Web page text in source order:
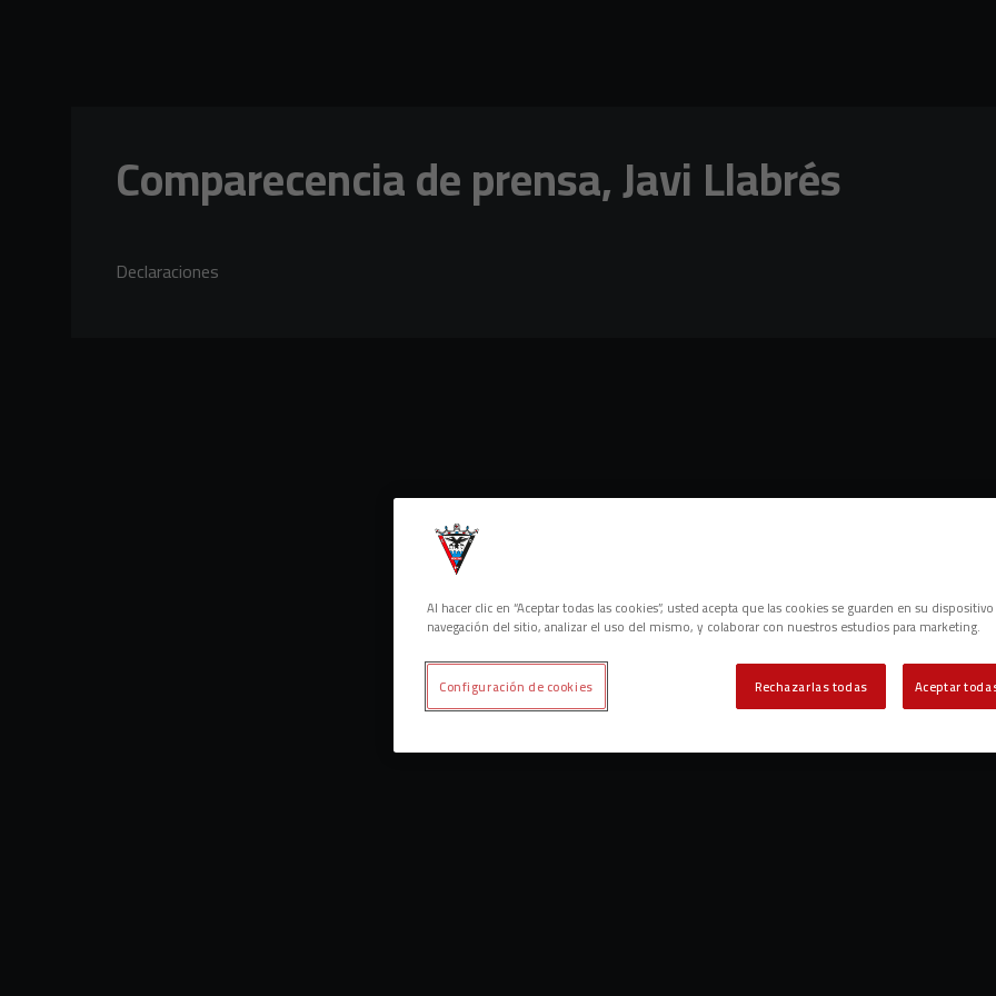
Comparecencia de prensa, Javi Llabrés
Declaraciones
Al hacer clic en “Aceptar todas las cookies”, usted acepta que las cookies se guarden en su
navegación del sitio, analizar el uso del mismo, y colaborar con nuestros estudios para marketing.
Rechazarlas todas Aceptar
Configuración de cookies